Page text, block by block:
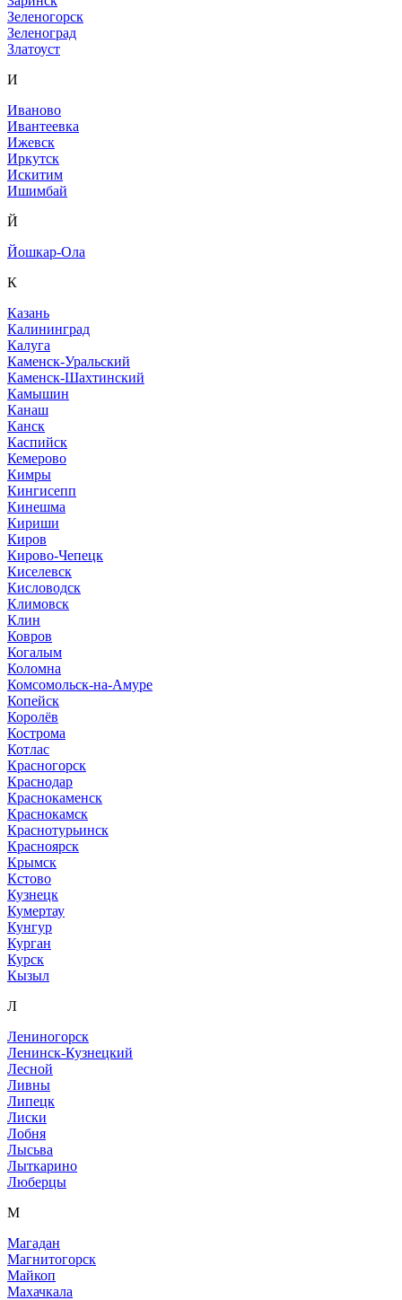
Зеленогорск
Зеленоград
Златоуст
И
Иваново
Ивантеевка
Ижевск
Иркутск
Искитим
Ишимбай
Й
Йошкар-Ола
К
Казань
Калининград
Калуга
Каменск-Уральский
Каменск-Шахтинский
Камышин
Канаш
Канск
Каспийск
Кемерово
Кимры
Кингисепп
Кинешма
Кириши
Киров
Кирово-Чепецк
Киселевск
Кисловодск
Климовск
Клин
Ковров
Когалым
Коломна
Комсомольск-на-Амуре
Копейск
Королёв
Кострома
Котлас
Красногорск
Краснодар
Краснокаменск
Краснокамск
Краснотурьинск
Красноярск
Крымск
Кстово
Кузнецк
Кумертау
Кунгур
Курган
Курск
Кызыл
Л
Лениногорск
Ленинск-Кузнецкий
Лесной
Ливны
Липецк
Лиски
Лобня
Лысьва
Лыткарино
Люберцы
М
Магадан
Магнитогорск
Майкоп
Махачкала